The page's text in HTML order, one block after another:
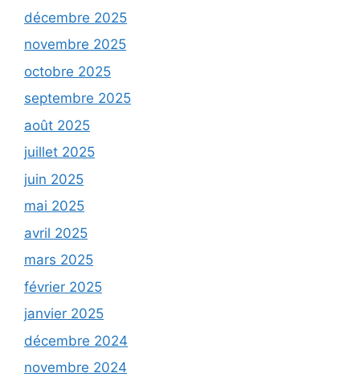
décembre 2025
novembre 2025
octobre 2025
septembre 2025
août 2025
juillet 2025
juin 2025
mai 2025
avril 2025
mars 2025
février 2025
janvier 2025
décembre 2024
novembre 2024